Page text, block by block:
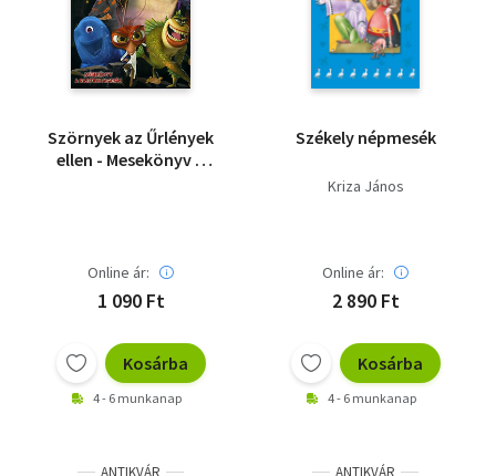
Szörnyek az Űrlények
ellen - Mesekönyv a
Online ár:
1 090 Ft
Kosárba
4 - 6 munkanap
Székely népmesék
Kriza János
Online ár:
2 890 Ft
Kosárba
4 - 6 munkanap
ANTIKVÁR ANTIKVÁR